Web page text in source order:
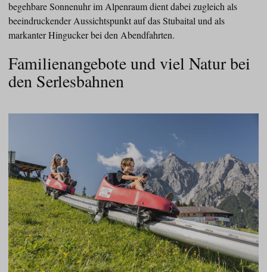
begehbare Sonnenuhr im Alpenraum dient dabei zugleich als
beeindruckender Aussichtspunkt auf das Stubaital und als
markanter Hingucker bei den Abendfahrten.
Familienangebote und viel Natur bei
den Serlesbahnen